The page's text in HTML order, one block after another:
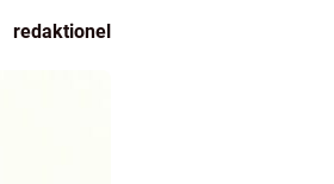
redaktionel